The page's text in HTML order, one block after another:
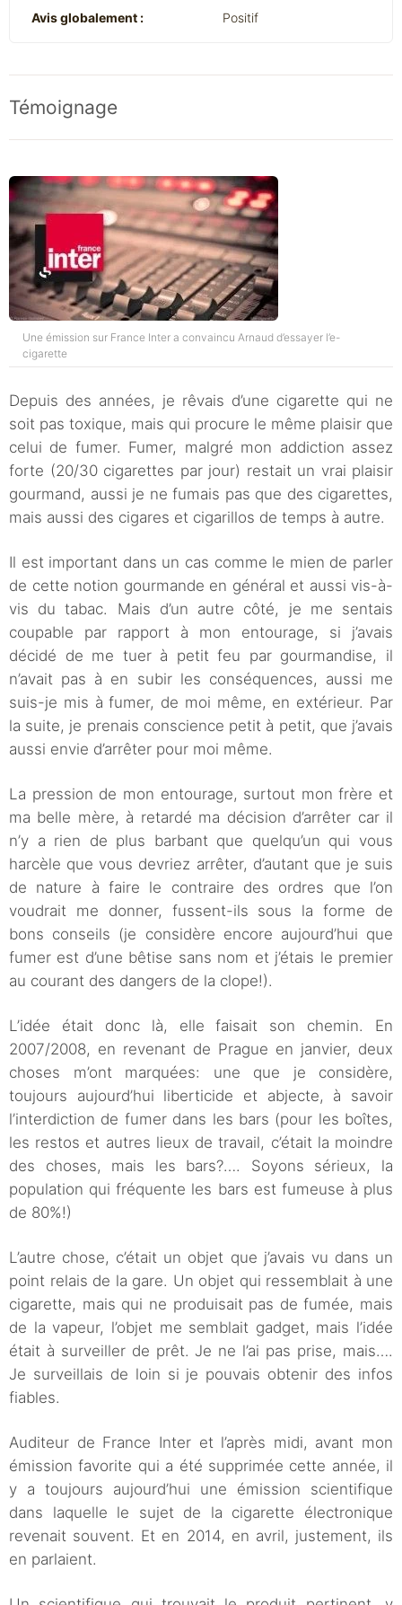
Avis globalement : Positif
Témoignage
Une émission sur France Inter a convaincu Arnaud d’essayer l’e-
cigarette
Depuis des années, je rêvais d’une cigarette qui ne
soit pas toxique, mais qui procure le même plaisir que
celui de fumer. Fumer, malgré mon addiction assez
forte (20/30 cigarettes par jour) restait un vrai plaisir
gourmand, aussi je ne fumais pas que des cigarettes,
mais aussi des cigares et cigarillos de temps à autre.
Il est important dans un cas comme le mien de parler
de cette notion gourmande en général et aussi vis-à-
vis du tabac. Mais d’un autre côté, je me sentais
coupable par rapport à mon entourage, si j’avais
décidé de me tuer à petit feu par gourmandise, il
n’avait pas à en subir les conséquences, aussi me
suis-je mis à fumer, de moi même, en extérieur. Par
la suite, je prenais conscience petit à petit, que j’avais
aussi envie d’arrêter pour moi même.
La pression de mon entourage, surtout mon frère et
ma belle mère, à retardé ma décision d’arrêter car il
n’y a rien de plus barbant que quelqu’un qui vous
harcèle que vous devriez arrêter, d’autant que je suis
de nature à faire le contraire des ordres que l’on
voudrait me donner, fussent-ils sous la forme de
bons conseils (je considère encore aujourd’hui que
fumer est d’une bêtise sans nom et j’étais le premier
au courant des dangers de la clope!).
L’idée était donc là, elle faisait son chemin. En
2007/2008, en revenant de Prague en janvier, deux
choses m’ont marquées: une que je considère,
toujours aujourd’hui liberticide et abjecte, à savoir
l’interdiction de fumer dans les bars (pour les boîtes,
les restos et autres lieux de travail, c’était la moindre
des choses, mais les bars?…. Soyons sérieux, la
population qui fréquente les bars est fumeuse à plus
de 80%!)
L’autre chose, c’était un objet que j’avais vu dans un
point relais de la gare. Un objet qui ressemblait à une
cigarette, mais qui ne produisait pas de fumée, mais
de la vapeur, l’objet me semblait gadget, mais l’idée
était à surveiller de prêt. Je ne l’ai pas prise, mais….
Je surveillais de loin si je pouvais obtenir des infos
fiables.
Auditeur de France Inter et l’après midi, avant mon
émission favorite qui a été supprimée cette année, il
y a toujours aujourd’hui une émission scientifique
dans laquelle le sujet de la cigarette électronique
revenait souvent. Et en 2014, en avril, justement, ils
en parlaient.